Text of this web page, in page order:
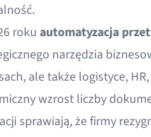
roku automatyzacja
narzędzia
ale także logistyce,
wzrost liczby
sprawiają, że firmy